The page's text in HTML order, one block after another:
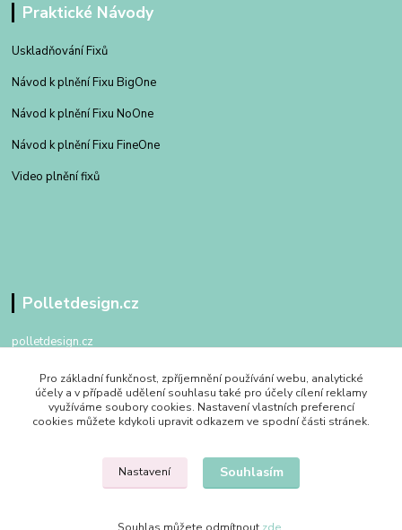
Praktické Návody
Uskladňování Fixů
Návod k plnění Fixu BigOne
Návod k plnění Fixu NoOne
Návod k plnění Fixu FineOne
Video plnění fixů
Polletdesign.cz
polletdesign.cz
+420 602 475 762
po - pa 09:00 - 17:00
Pro základní funkčnost, zpříjemnění používání webu, analytické
účely a v případě udělení souhlasu také pro účely cílení reklamy
využíváme soubory cookies. Nastavení vlastních preferencí
cookies můžete kdykoli upravit odkazem ve spodní části stránek.
Nastavení Souhlasím